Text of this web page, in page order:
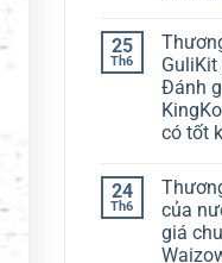
không?
nước
nào?
Đánh
giá
Kzzi
K75
có
tốt
bình
luận
ở
Thương
hiệu
của
Đánh
giá
chuột
có
tốt
25
Th6
Đánh
có tốt
bình
luận
ở
Thương
hiệu
24
Th6
của
giá